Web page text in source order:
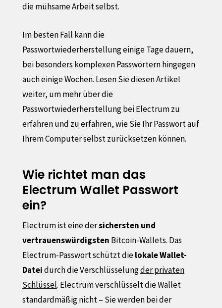
die mühsame Arbeit selbst.
Im besten Fall kann die
Passwortwiederherstellung einige Tage dauern,
bei besonders komplexen Passwörtern hingegen
auch einige Wochen. Lesen Sie diesen Artikel
weiter, um mehr über die
Passwortwiederherstellung bei Electrum zu
erfahren und zu erfahren, wie Sie Ihr Passwort auf
Ihrem Computer selbst zurücksetzen können.
Wie richtet man das
Electrum Wallet Passwort
ein?
Electrumist eine dersichersten und
vertrauenswürdigsten Bitcoin-Wallets. Das
Electrum-Passwort schützt dielokale Wallet-
Dateidurch die Verschlüsselungder privaten
Schlüssel. Electrum verschlüsselt die Wallet
standardmäßig nicht – Sie werden bei der